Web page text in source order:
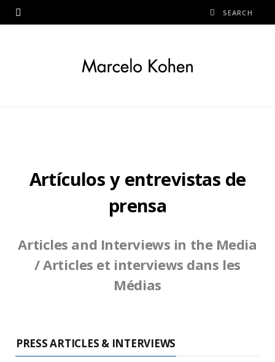
Artículos y entrevistas de
prensa
Articles and Interviews in the Media
/ Articles et interviews dans les
Médias
PRESS ARTICLES & INTERVIEWS